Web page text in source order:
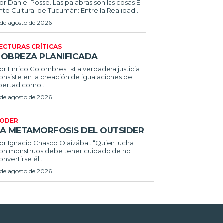
Daniel Posse. Las palabras son las cosas El
Cultural de Tucumán: Entre la Realidad...
agosto de 2026
CRÍTICAS
PLANIFICADA
Enrico Colombres. «La verdadera justicia
en la creación de igualaciones de
como...
agosto de 2026
METAMORFOSIS DEL OUTSIDER
Ignacio Chasco Olaizábal. “Quien lucha
monstruos debe tener cuidado de no
él...
agosto de 2026